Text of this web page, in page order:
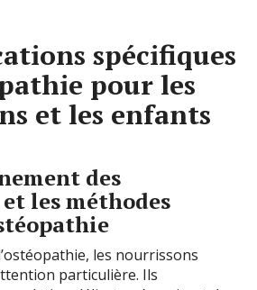
spécifiques
pour les
et les enfants
des
les méthodes
les nourrissons
particulière. Ils